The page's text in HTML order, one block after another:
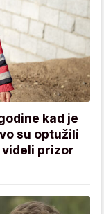
kad je
su optužili
videli prizor